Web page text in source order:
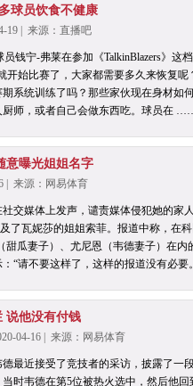
球员饮食不健康
19 | 来源：直播吧
钱宁-弗莱在参加《TalkinBlazers》这
开始比赛了，大家都需要多久来恢复
系统训练了吗？那些家伙现在身材如
厨师，或者自己会做东西吃。球员在
意曝光姐姐名字
| 来源：网易体育
交媒体上发声，谴责媒体侵犯她的家
了瓦妮莎的姐姐索菲。报道中称，在
甜瓜妻子）、尤尼恩（韦德妻子）在
：“请不要这样了，这样的报道没有必
说他没有付钱
04-16 | 来源：网易体育
最近接受了竞技者的采访，披露了一
当时韦德在第5位被热火选中，然后他